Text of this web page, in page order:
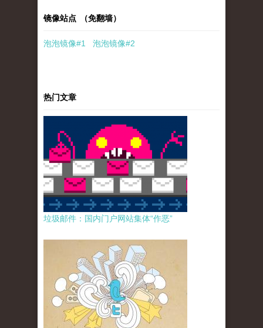
镜像站点 （免翻墙）
泡泡镜像#1 泡泡镜像#2
热门文章
垃圾邮件：国内门户网站集体“作恶”